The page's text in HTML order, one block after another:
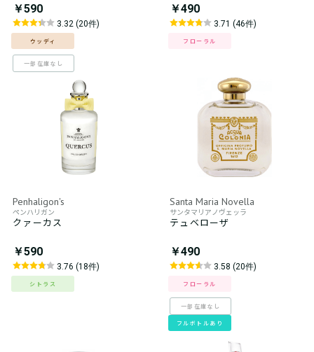
￥590
3.32 (20件)
ウッディ
一部在庫なし
￥490
3.71 (46件)
フローラル
Penhaligon's
ペンハリガン
クァーカス
￥590
3.76 (18件)
シトラス
Santa Maria Novella
サンタマリアノヴェッラ
テュベローザ
￥490
3.58 (20件)
フローラル
一部在庫なし
フルボトルあり